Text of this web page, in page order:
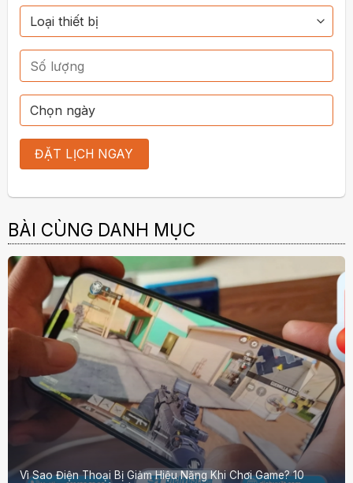
BÀI CÙNG DANH MỤC
Vì Sao Điện Thoại Bị Giảm Hiệu Năng Khi Chơi Game? 10